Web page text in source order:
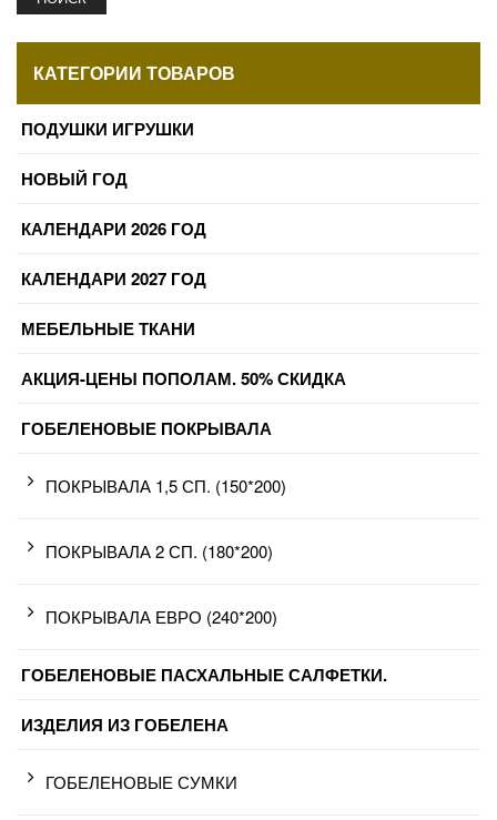
КАТЕГОРИИ ТОВАРОВ
ПОДУШКИ ИГРУШКИ
НОВЫЙ ГОД
КАЛЕНДАРИ 2026 ГОД
КАЛЕНДАРИ 2027 ГОД
МЕБЕЛЬНЫЕ ТКАНИ
АКЦИЯ-ЦЕНЫ ПОПОЛАМ. 50% СКИДКА
ГОБЕЛЕНОВЫЕ ПОКРЫВАЛА
ПОКРЫВАЛА 1,5 СП. (150*200)
ПОКРЫВАЛА 2 СП. (180*200)
ПОКРЫВАЛА ЕВРО (240*200)
ГОБЕЛЕНОВЫЕ ПАСХАЛЬНЫЕ САЛФЕТКИ.
ИЗДЕЛИЯ ИЗ ГОБЕЛЕНА
ГОБЕЛЕНОВЫЕ СУМКИ